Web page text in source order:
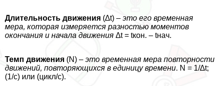
Длительность движения (∆t) – это его временная
мера, которая измеряется разностью моментов
окончания и начала движения ∆t = tкон. – tнач.
Темп движения (N) – это временная мера повторности
движений, повторяющихся в единицу времени. N = 1/∆t;
(1/c) или (цикл/c).